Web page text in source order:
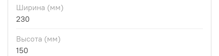
Ширина (мм)
230
Высота (мм)
150